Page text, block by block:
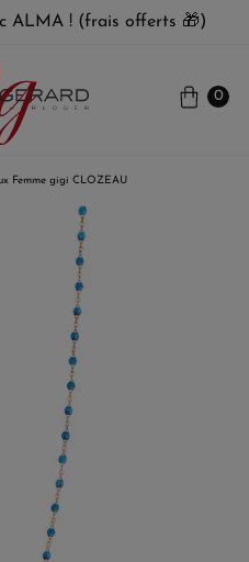
ALMA ! (frais offerts 🎁)
0
Femme gigi CLOZEAU